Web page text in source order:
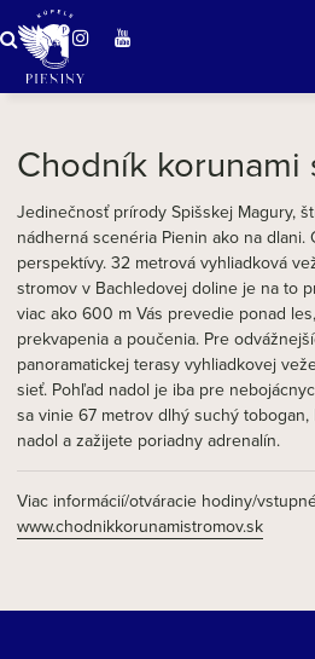
Zázračná voda
Chodník korunami
Jedinečnosť prírody Spišskej Magury,
nádherná scenéria Pienin ako na dlani.
perspektívy. 32 metrová vyhliadková
stromov v Bachledovej doline je na to
viac ako 600 m Vás prevedie ponad
prekvapenia a poučenia. Pre
panoramatickej terasy vyhliadkovej
sieť. Pohľad nadol je iba pre
sa vinie 67 metrov dlhý suchý
nadol a zažijete poriadny adrenalín.
Viac informácií/otváracie hodiny/
www.chodnikkorunamistromov.sk